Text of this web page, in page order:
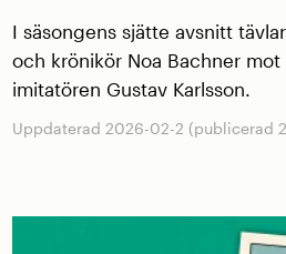
I säsongens sjätte avsnitt
och krönikör Noa Bachner
imitatören Gustav Karlsson.
Uppdaterad 2026-02-2 (publicerad